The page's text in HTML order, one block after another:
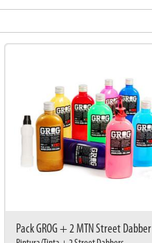
Pack GROG + 2 MTN Street Dabber